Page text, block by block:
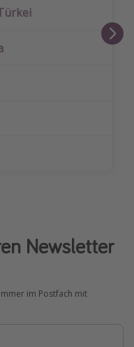
Newsletter
im Postfach mit